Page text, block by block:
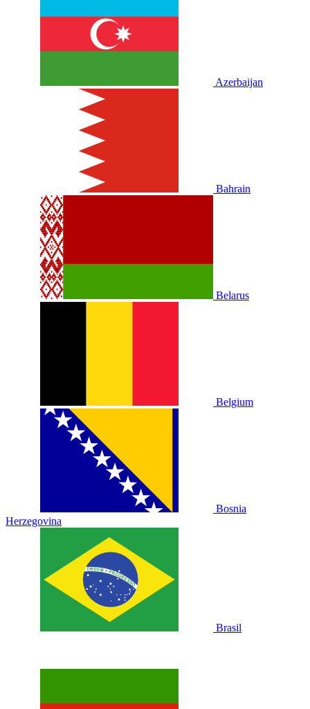
Azerbaijan
Bahrain
Belarus
Belgium
Bosnia
Herzegovina
Brasil